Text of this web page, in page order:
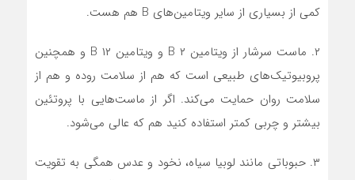
کمی از بسیاری از سایر ویتامین‌های B هم هست.
۲. ماست سرشار از ویتامین B ۲ و ویتامین B ۱۲ و همچنین
پروبیوتیک‌های طبیعی است که هم از سلامت روده و هم از
سلامت روان حمایت می‌کند. اگر از ماست‌هایی با پروتئین
بیشتر و چربی کمتر استفاده کنید هم که عالی می‌شود.
۳. حبوباتی مانند لوبیا سیاه، نخود و عدس همگی به تقویت